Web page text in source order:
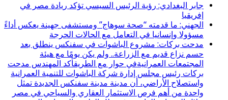
جابر البغدادي: رؤية الرئيس السيسي تؤكد ريادة مصر في
إفريقيا
الجهني: ما قدمته “صحة سوهاج” ومستشفى جهينة يعكس أداءً
مسؤولا وإنسانيا في التعامل مع الحالات الحرجة
مدحت بركات: مشروع الباشوات في سفنكس ينطلق بعد
حسم نزاع قديم مع الزراعة.. ولم يكن يومًا مع هيئة
المجتمعات العمرانيةفي حوار مع الطريقأكد المهندس مدحت
بركات رئيس مجلس إدارة شركة الباشوات للتنمية العمرانية
واستصلاح الأراضي، أن مدينة مدينة سفنكس الجديدة تمثل
واحدة من أهم فرص الاستثمار العقاري والسياحي في مصر